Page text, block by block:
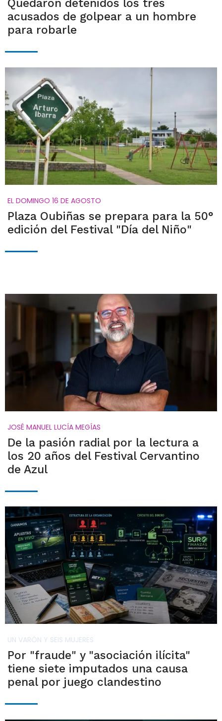
Quedaron detenidos los tres
acusados de golpear a un hombre
para robarle
EL DOMINGO 16 DE AGOSTO
Plaza Oubiñas se prepara para la 50°
edición del Festival "Día del Niño"
JOSÉ MANUEL LUCÍA MEGÍAS
De la pasión radial por la lectura a
los 20 años del Festival Cervantino
de Azul
UN VARÓN Y SEIS MUJERES
Por "fraude" y "asociación ilícita"
tiene siete imputados una causa
penal por juego clandestino